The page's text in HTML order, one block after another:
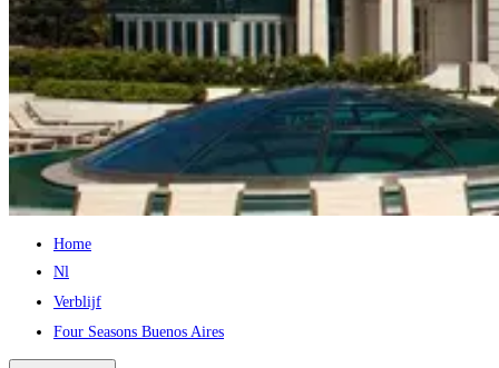
Home
Nl
Verblijf
Four Seasons Buenos Aires